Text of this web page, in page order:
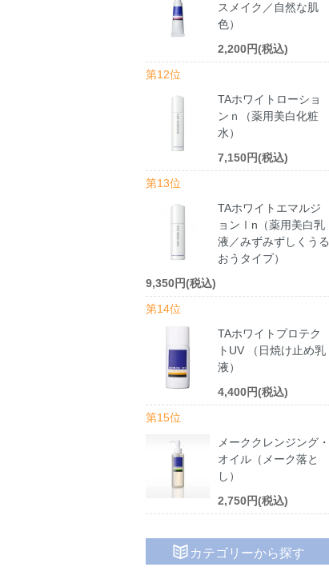
スメイク／自然な肌
色）
2,200円(税込)
第12位
TAホワイトローショ
ンｎ（薬用美白化粧
水）
7,150円(税込)
第13位
TAホワイトエマルジ
ョンⅠn（薬用美白乳
液／みずみずしくうる
おうタイプ）
9,350円(税込)
第14位
TAホワイトプロテク
トUV （日焼け止め乳
液）
4,400円(税込)
第15位
メーククレンジング・
オイル（メーク落と
し）
2,750円(税込)
カテゴリーから探す